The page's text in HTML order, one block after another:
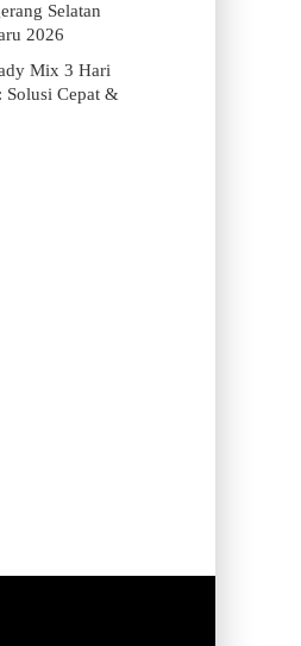
Selatan
2026
Mix 3 Hari
Solusi Cepat &